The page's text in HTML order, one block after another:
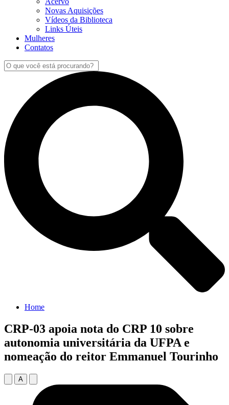
Novas Aquisições
Vídeos da Biblioteca
Links Úteis
Mulheres
Contatos
Home
CRP-03 apoia nota do CRP 10 sobre
autonomia universitária da UFPA e
nomeação do reitor Emmanuel Tourinho
A